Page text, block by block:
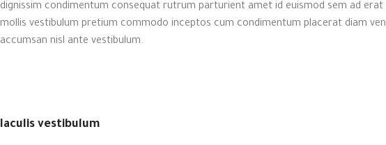
dignissim condimentum consequat rutrum parturient amet id euismod sem ad
mollis vestibulum pretium commodo inceptos cum condimentum placerat diam
accumsan nisl ante vestibulum.
Iaculis vestibulum